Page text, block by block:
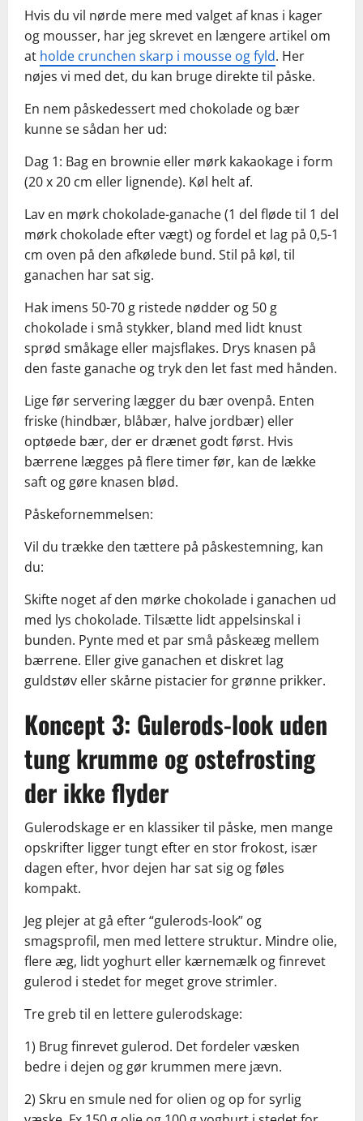
Hvis du vil nørde mere med valget af knas i kager
og mousser, har jeg skrevet en længere artikel om
at holde crunchen skarp i mousse og fyld. Her
nøjes vi med det, du kan bruge direkte til påske.
En nem påskedessert med chokolade og bær
kunne se sådan her ud:
Dag 1: Bag en brownie eller mørk kakaokage i form
(20 x 20 cm eller lignende). Køl helt af.
Lav en mørk chokolade-ganache (1 del fløde til 1 del
mørk chokolade efter vægt) og fordel et lag på 0,5-1
cm oven på den afkølede bund. Stil på køl, til
ganachen har sat sig.
Hak imens 50-70 g ristede nødder og 50 g
chokolade i små stykker, bland med lidt knust
sprød småkage eller majsflakes. Drys knasen på
den faste ganache og tryk den let fast med hånden.
Lige før servering lægger du bær ovenpå. Enten
friske (hindbær, blåbær, halve jordbær) eller
optøede bær, der er drænet godt først. Hvis
bærrene lægges på flere timer før, kan de lække
saft og gøre knasen blød.
Påskefornemmelsen:
Vil du trække den tættere på påskestemning, kan
du:
Skifte noget af den mørke chokolade i ganachen ud
med lys chokolade. Tilsætte lidt appelsinskal i
bunden. Pynte med et par små påskeæg mellem
bærrene. Eller give ganachen et diskret lag
guldstøv eller skårne pistacier for grønne prikker.
Koncept 3: Gulerods-look uden
tung krumme og ostefrosting
der ikke flyder
Gulerodskage er en klassiker til påske, men mange
opskrifter ligger tungt efter en stor frokost, især
dagen efter, hvor dejen har sat sig og føles
kompakt.
Jeg plejer at gå efter “gulerods-look” og
smagsprofil, men med lettere struktur. Mindre olie,
flere æg, lidt yoghurt eller kærnemælk og finrevet
gulerod i stedet for meget grove strimler.
Tre greb til en lettere gulerodskage:
1) Brug finrevet gulerod. Det fordeler væsken
bedre i dejen og gør krummen mere jævn.
2) Skru en smule ned for olien og op for syrlig